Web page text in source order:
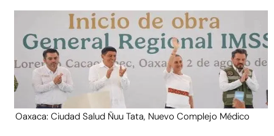
Oaxaca: Ciudad Salud Ñuu Tata, Nuevo Complejo Médico